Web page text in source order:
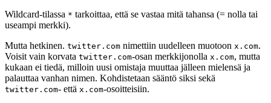
Wildcard-tilassa * tarkoittaa, että se vastaa mitä tahansa (= nolla tai
useampi merkki).
Mutta hetkinen. twitter.com nimettiin uudelleen muotoon x.com.
Voisit vain korvata twitter.com-osan merkkijonolla x.com, mutta
kukaan ei tiedä, milloin uusi omistaja muuttaa jälleen mielensä ja
palauttaa vanhan nimen. Kohdistetaan sääntö siksi sekä
twitter.com- että x.com-osoitteisiin.